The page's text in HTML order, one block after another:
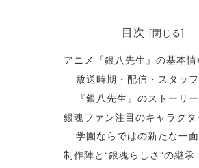
目次
アニメ『銀八先生』の基本情
放送時期・配信・スタッ
『銀八先生』のストーリ
銀魂ファン注目のキャラクタ
学園ならではの新たな一面
制作陣と“銀魂らしさ”の継承